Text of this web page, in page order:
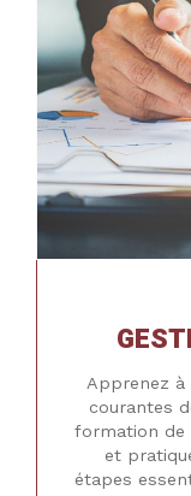
Apprenez à
courantes
formation de
et
étapes